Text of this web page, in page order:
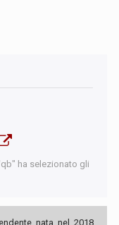
ha selezionato gli
nata nel 2018